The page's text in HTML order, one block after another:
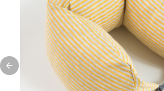
Previous slide